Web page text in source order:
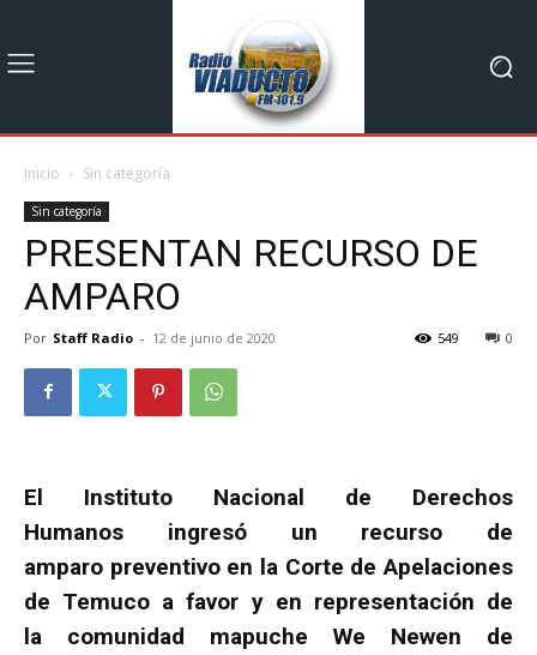
Inicio Sin categoría
Sin categoría
PRESENTAN RECURSO DE
AMPARO
Por Staff Radio - 12 de junio de 2020 0
549
El Instituto Nacional de Derechos
Humanos ingresó un recurso de
amparo preventivo en la Corte de Apelaciones
de Temuco a favor y en representación de
la comunidad mapuche We Newen de